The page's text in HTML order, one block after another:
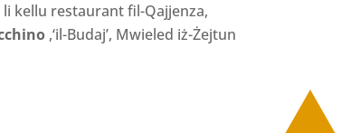
kellu restaurant fil-Qajjenza,
,‘il-Budaj’, Mwieled iż-Żejtun